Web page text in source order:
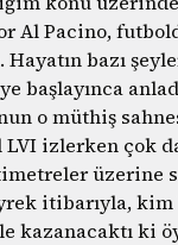
Al Pacino,
bazı
başlayınca
o müthiş
LVI izlerken çok
üzerine
itibarıyla, kim
kazanacaktı ki